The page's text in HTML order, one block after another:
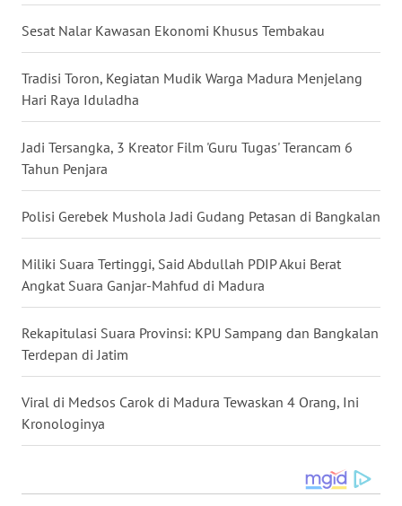
Sesat Nalar Kawasan Ekonomi Khusus Tembakau
Tradisi Toron, Kegiatan Mudik Warga Madura Menjelang
Hari Raya Iduladha
Jadi Tersangka, 3 Kreator Film 'Guru Tugas' Terancam 6
Tahun Penjara
Polisi Gerebek Mushola Jadi Gudang Petasan di Bangkalan
Miliki Suara Tertinggi, Said Abdullah PDIP Akui Berat
Angkat Suara Ganjar-Mahfud di Madura
Rekapitulasi Suara Provinsi: KPU Sampang dan Bangkalan
Terdepan di Jatim
Viral di Medsos Carok di Madura Tewaskan 4 Orang, Ini
Kronologinya
MALUT
WN
DAIRI
WN
DANAU
TOBA
WN
NIAS
WN
LANGKAT
WN
TAPANULI
SELATAN
WN
TANJUNG